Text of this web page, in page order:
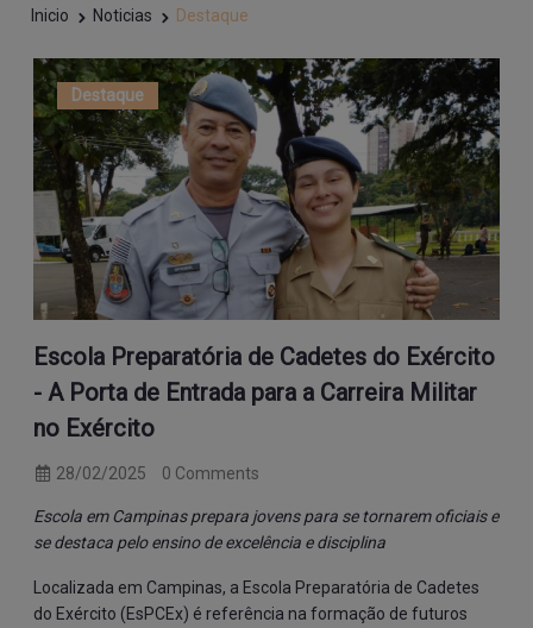
Inicio Noticias Destaque
Destaque
Escola Preparatória de Cadetes do Exército
- A Porta de Entrada para a Carreira Militar
no Exército
28/02/2025 0 Comments
Escola em Campinas prepara jovens para se tornarem oficiais e
se destaca pelo ensino de excelência e disciplina
Localizada em Campinas, a Escola Preparatória de Cadetes
do Exército (EsPCEx) é referência na formação de futuros